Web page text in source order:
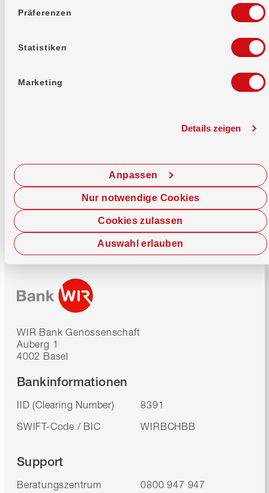
Präferenzen
Statistiken
Marketing
Details zeigen
Cookies zulassen
Anpassen
Auswahl erlauben
Nur notwendige Cookies
Jetzt chatten
WIR Bank Genossenschaft
Auberg 1
4002 Basel
Bankinformationen
IID (Clearing Number)
8391
SWIFT-Code / BIC
WIRBCHBB
Support
Beratungszentrum
0800 947 947